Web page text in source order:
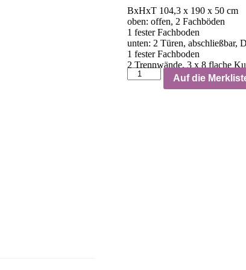
BxHxT 104,3 x 190 x 50 cm
oben: offen, 2 Fachböden
1 fester Fachboden
unten: 2 Türen, abschließbar,
1 fester Fachboden
2 Trennwände, 3 x 8 flache
Auf die